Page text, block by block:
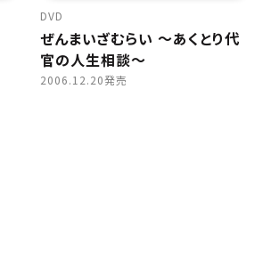
DVD
ぜんまいざむらい 〜あくとり代
官の人生相談〜
2006.12.20発売